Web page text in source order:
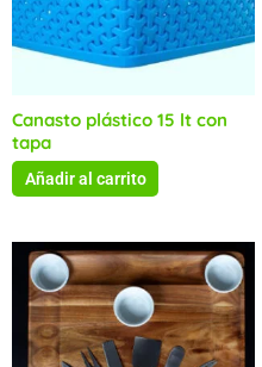
Canasto plástico 15 lt con
tapa
Añadir al carrito